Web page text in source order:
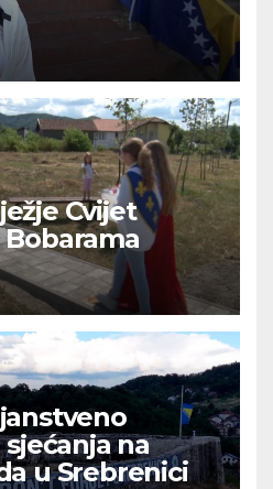
Cvijet
na
u Srebrenici